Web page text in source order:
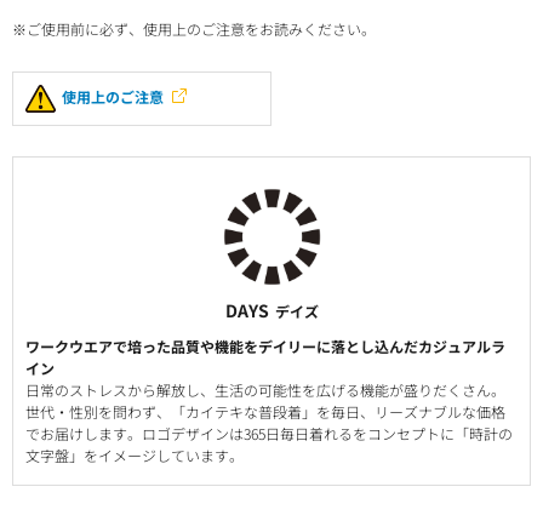
※ご使用前に必ず、使用上のご注意をお読みください。
使用上のご注意
DAYS デイズ
ワークウエアで培った品質や機能をデイリーに落とし込んだカジュアルラ
イン
日常のストレスから解放し、生活の可能性を広げる機能が盛りだくさん。
世代・性別を問わず、「カイテキな普段着」を毎日、リーズナブルな価格
でお届けします。ロゴデザインは365日毎日着れるをコンセプトに「時計の
文字盤」をイメージしています。